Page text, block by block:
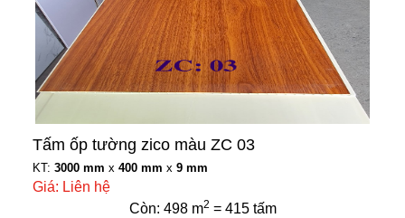
Tấm ốp tường zico màu ZC 03
KT: 3000 mm x 400 mm x 9 mm
Giá: Liên hệ
Còn: 498 m2 = 415 tấm